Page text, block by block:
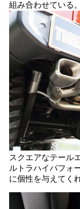
組み合わせている。
スクエアなテール
ルトラハイパフォ
に個性を与えてく